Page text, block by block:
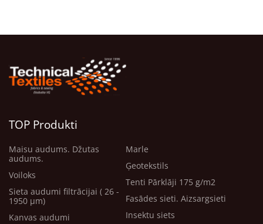
TOP Produkti
Maisu audums. Džutas
audums.
Voiloks
Sieta audumi filtrācijai ( 26 -
1950 μm)
Kanvas audumi
Marle
Ģeotekstils
Tenti Pārklāji 175 g/m2
Fasādes sieti. Aizsargsieti
Insektu siets